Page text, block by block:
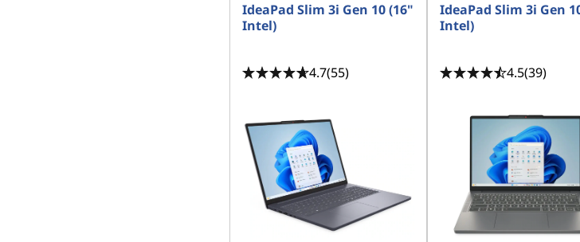
IdeaPad Slim 3i Gen 10 (16"
Intel)
4.7(55)
IdeaPad Slim 3i Gen
Intel)
4.5(39)